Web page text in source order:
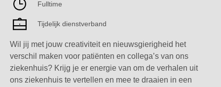
Fulltime
Tijdelijk dienstverband
Wil jij met jouw creativiteit en nieuwsgierigheid het
verschil maken voor patiënten en collega’s van ons
ziekenhuis? Krijg je er energie van om de verhalen uit
ons ziekenhuis te vertellen en mee te draaien in een